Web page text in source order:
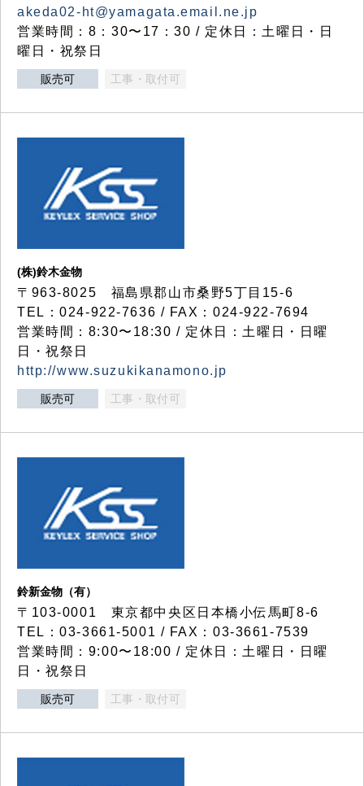
akeda02-ht@yamagata.email.ne.jp
営業時間：8：30〜17：30 / 定休日：土曜日・日
曜日・祝祭日
販売可 工事・取付可
(株)鈴木金物
〒963-8025 福島県郡山市桑野5丁目15-6
TEL：024-922-7636 / FAX：024-922-7694
営業時間：8:30〜18:30 / 定休日：土曜日・日曜
日・祝祭日
http://www.suzukikanamono.jp
販売可 工事・取付可
鈴新金物（有）
〒103-0001 東京都中央区日本橋小伝馬町8-6
TEL：03-3661-5001 / FAX：03-3661-7539
営業時間：9:00〜18:00 / 定休日：土曜日・日曜
日・祝祭日
販売可 工事・取付可